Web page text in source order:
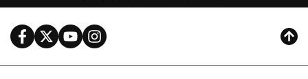
FacebookTwitterYoutubeInstagram